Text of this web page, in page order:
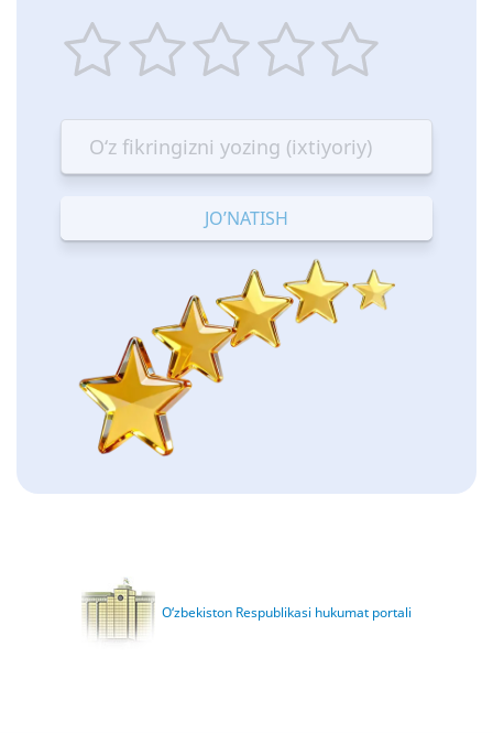
star
Terrible
stars
—
Bad
stars
—
OK
stars
—
Good
stars
—
Excellent
O‘zbekiston Respublikasi hukumat portali